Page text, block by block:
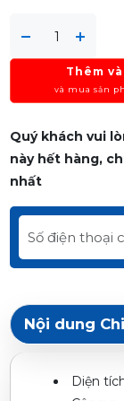
Thêm
và mua sản
Quý khách vui
này hết hàng,
nhất
Nội dung
Diện